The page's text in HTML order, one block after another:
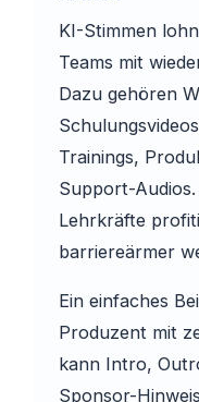
KI-Stimmen
Teams mit
Dazu gehören
Trainings,
Support-
Lehrkräfte
barriereärmer
Ein einfaches
Produzent mit
kann Intro,
Sponsor-